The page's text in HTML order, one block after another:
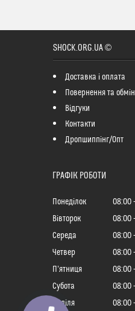
SHOCK.ORG.UA ©
Доставка і оплата
Повернення та обмін
Відгуки
Контакти
Дропшиппінг/Опт
ГРАФІК РОБОТИ
Понеділок 08:00
Вівторок
08:00
Середа
08:00
Четвер
08:00
Пʼятниця
08:00
Субота
08:00
Неділя
08:00